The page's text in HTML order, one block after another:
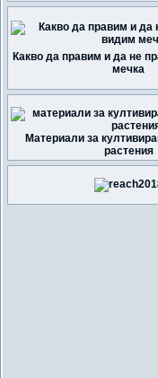
Какво да правим и да не
мечка
Материали за
растения